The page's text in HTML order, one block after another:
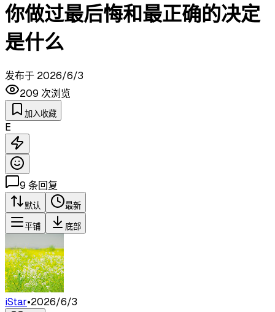
你做过最后悔和最正确的决定
是什么
发布于 2026/6/3
209 次浏览
加入收藏
E
9 条回复
默认 最新
平铺 底部
iStar•2026/6/3